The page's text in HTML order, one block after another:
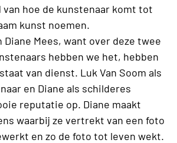
hoe de kunstenaar komt tot
kunst noemen.
Diane Mees, want over deze twee
hebben we het, hebben
van dienst. Luk Van Soom als
en Diane als schilderes
reputatie op. Diane maakt
waarbij ze vertrekt van een foto
en zo de foto tot leven wekt.